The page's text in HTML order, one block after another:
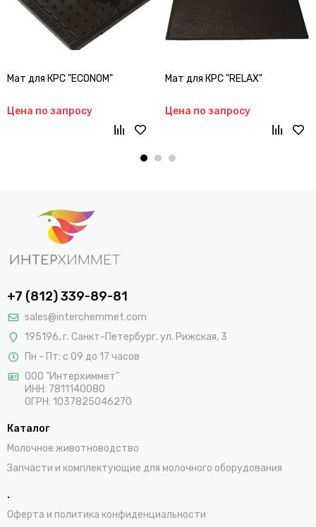
Мат для КРС "ECONOM"
Цена по запросу
Мат для КРС "RELAX"
Цена по запросу
+7 (812) 339-89-81
sales@interchemmet.com
195196, г. Санкт-Петербург, ул. Рижская, 3
Пн - Пт: с 09 до 17 часов
ООО "Интерхиммет"
ИНН: 7811140080
ОГРН: 1037825046270
Каталог
Молочное животноводство
Запчасти и комплектующие для молочного оборудования
.
Оферта и политика конфиденциальности